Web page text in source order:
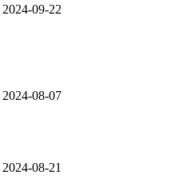
2024-09-22
2024-08-07
2024-08-21